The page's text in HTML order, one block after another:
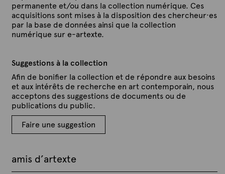
permanente et/ou dans la collection numérique. Ces
acquisitions sont mises à la disposition des chercheur·es
par la base de données ainsi que la collection
numérique sur e-artexte.
Suggestions à la collection
Afin de bonifier la collection et de répondre aux besoins
et aux intérêts de recherche en art contemporain, nous
acceptons des suggestions de documents ou de
publications du public.
Faire une suggestion
amis d’artexte